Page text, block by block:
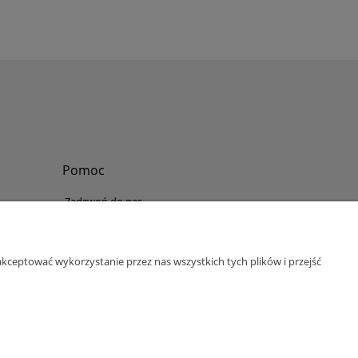
Pomoc
Zadzwoń do nas
bok@abinvest.info
wykorzystanie przez nas wszystkich tych plików i przejść